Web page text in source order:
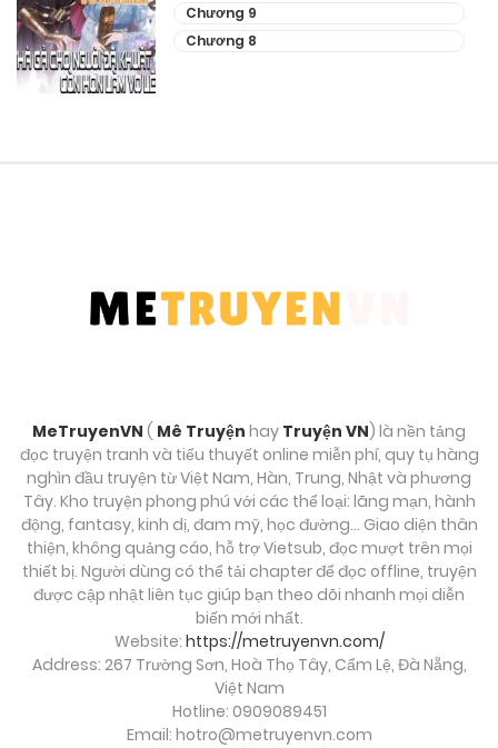
Chương 9
Chương 8
MeTruyenVN ( Mê Truyện hay Truyện VN) là nền tảng
đọc truyện tranh và tiểu thuyết online miễn phí, quy tụ hàng
nghìn đầu truyện từ Việt Nam, Hàn, Trung, Nhật và phương
Tây. Kho truyện phong phú với các thể loại: lãng mạn, hành
động, fantasy, kinh dị, đam mỹ, học đường… Giao diện thân
thiện, không quảng cáo, hỗ trợ Vietsub, đọc mượt trên mọi
thiết bị. Người dùng có thể tải chapter để đọc offline, truyện
được cập nhật liên tục giúp bạn theo dõi nhanh mọi diễn
biến mới nhất.
Website: https://metruyenvn.com/
Address: 267 Trường Sơn, Hoà Thọ Tây, Cẩm Lệ, Đà Nẵng,
Việt Nam
Hotline: 0909089451
Email: hotro@metruyenvn.com